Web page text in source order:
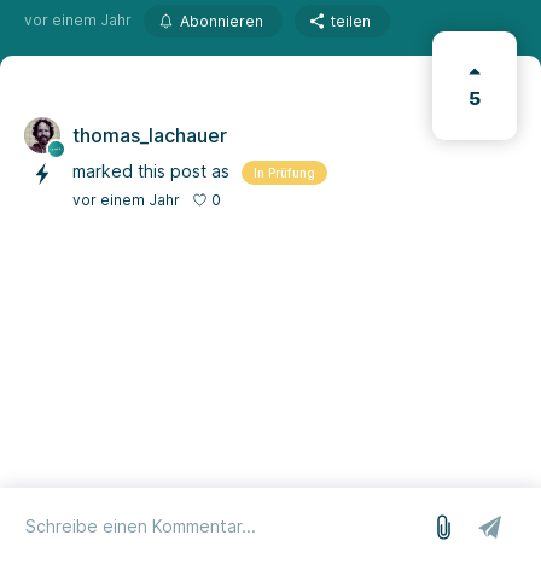
vor einem Jahr Abonnieren teilen
5
thomas_lachauer
marked this post as In Prüfung
vor einem Jahr 0